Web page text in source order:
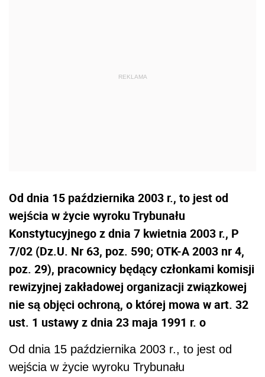
Od dnia 15 października 2003 r., to jest od
wejścia w życie wyroku Trybunału
Konstytucyjnego z dnia 7 kwietnia 2003 r., P
7/02 (Dz.U. Nr 63, poz. 590; OTK-A 2003 nr 4,
poz. 29), pracownicy będący członkami komisji
rewizyjnej zakładowej organizacji związkowej
nie są objęci ochroną, o której mowa w art. 32
ust. 1 ustawy z dnia 23 maja 1991 r. o
Od dnia 15 października 2003 r., to jest od
wejścia w życie wyroku Trybunału